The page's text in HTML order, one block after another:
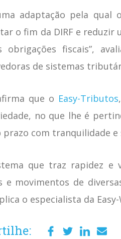
adaptação pela
o fim da DIRF e
obrigações fiscais”,
de sistemas
que o Easy-Tributos
no que lhe é
com tranquilidade e
que traz rapidez e
e movimentos de
o especialista da Easy-